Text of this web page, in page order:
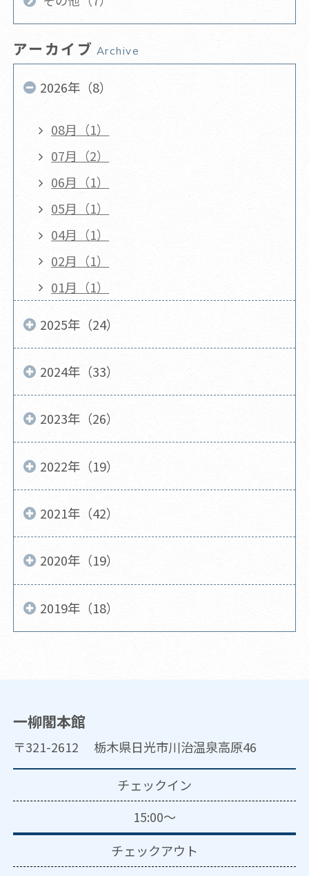
アーカイブ Archive
2026年（8）
08月（1）
07月（2）
06月（1）
05月（1）
04月（1）
02月（1）
01月（1）
2025年（24）
2024年（33）
2023年（26）
2022年（19）
2021年（42）
2020年（19）
2019年（18）
一柳閣本館
〒321-2612 栃木県日光市川治温泉高原46
チェックイン
15:00～
チェックアウト